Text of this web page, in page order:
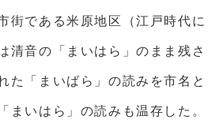
街である米原地区（江戸時代に
清音の「まいはら」のまま残さ
た「まいばら」の読みを市名と
まいはら」の読みも温存した。